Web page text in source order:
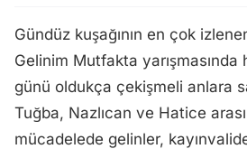
Gündüz kuşağının en çok
Gelinim Mutfakta yarışmasında
günü oldukça çekişmeli anlara
Tuğba, Nazlıcan ve Hatice
mücadelede gelinler,